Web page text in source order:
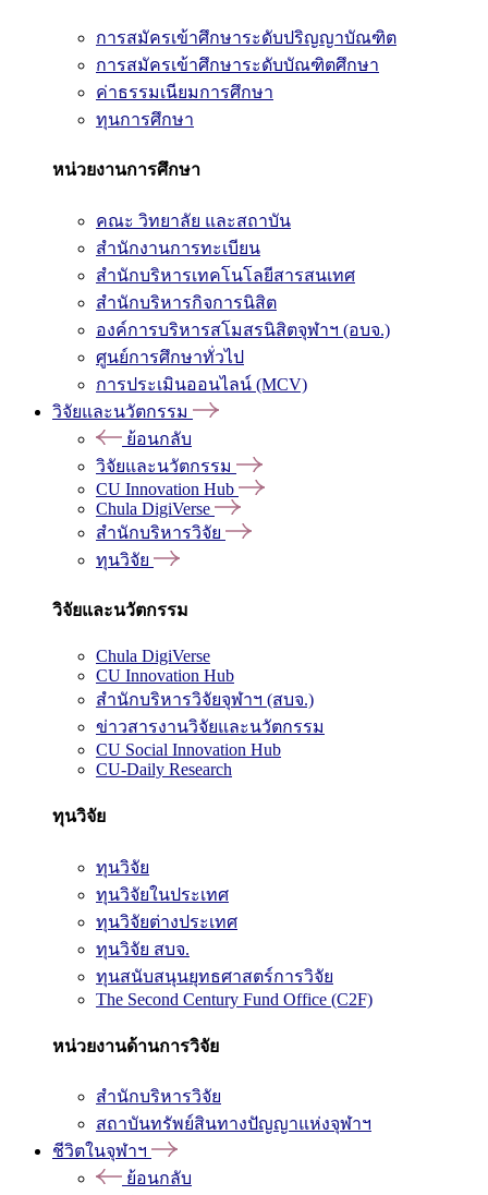
การสมัครเข้าศึกษาระดับปริญญาบัณฑิต
การสมัครเข้าศึกษาระดับบัณฑิตศึกษา
ค่าธรรมเนียมการศึกษา
ทุนการศึกษา
หน่วยงานการศึกษา
คณะ วิทยาลัย และสถาบัน
สำนักงานการทะเบียน
สำนักบริหารเทคโนโลยีสารสนเทศ
สำนักบริหารกิจการนิสิต
องค์การบริหารสโมสรนิสิตจุฬาฯ (อบจ.)
ศูนย์การศึกษาทั่วไป
การประเมินออนไลน์ (MCV)
วิจัยและนวัตกรรม
ย้อนกลับ
วิจัยและนวัตกรรม
CU Innovation Hub
Chula DigiVerse
สำนักบริหารวิจัย
ทุนวิจัย
วิจัยและนวัตกรรม
Chula DigiVerse
CU Innovation Hub
สำนักบริหารวิจัยจุฬาฯ (สบจ.)
ข่าวสารงานวิจัยและนวัตกรรม
CU Social Innovation Hub
CU-Daily Research
ทุนวิจัย
ทุนวิจัย
ทุนวิจัยในประเทศ
ทุนวิจัยต่างประเทศ
ทุนวิจัย สบจ.
ทุนสนับสนุนยุทธศาสตร์การวิจัย
The Second Century Fund Office (C2F)
หน่วยงานด้านการวิจัย
สำนักบริหารวิจัย
สถาบันทรัพย์สินทางปัญญาแห่งจุฬาฯ
ชีวิตในจุฬาฯ
ย้อนกลับ